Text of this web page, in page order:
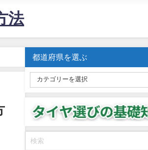
法
都道府県を選ぶ